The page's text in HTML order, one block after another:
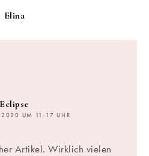
Elina
2020 UM 11:17 UHR
Artikel. Wirklich vielen